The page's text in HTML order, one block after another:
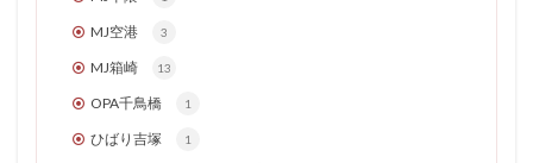
MJ空港 3
MJ箱崎 13
OPA千鳥橋 1
ひばり吉塚 1